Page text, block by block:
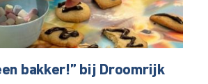
bakker!” bij Droomrijk